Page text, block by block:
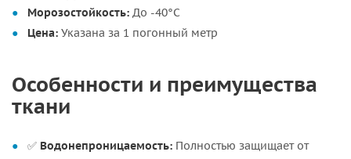
Морозостойкость: До -40°C
Цена: Указана за 1 погонный метр
Особенности и преимущества
ткани
✅ Водонепроницаемость: Полностью защищает от